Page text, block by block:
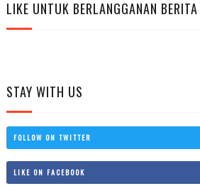
LIKE UNTUK BERLANGGANAN
STAY WITH US
FOLLOW ON TWITTER
LIKE ON FACEBOOK